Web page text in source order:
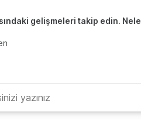
gelişmeleri takip edin.